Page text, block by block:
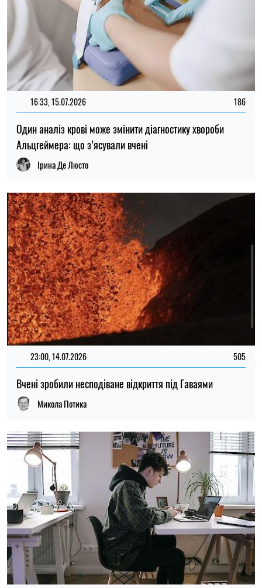
16:33, 15.07.2026 186
Один аналіз крові може змінити діагностику хвороби
Альцгеймера: що з’ясували вчені
Ірина Де Люсто
23:00, 14.07.2026 505
Вчені зробили несподіване відкриття під Гаваями
Микола Потика